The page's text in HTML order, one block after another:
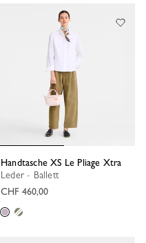
Handtasche XS Le Pliage Xtra
Leder - Ballett
CHF 460,00